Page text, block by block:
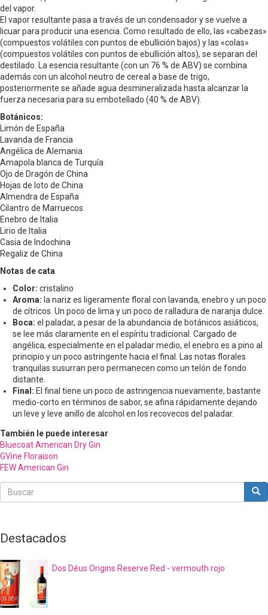
del vapor.
El vapor resultante pasa a través de un condensador y se vuelve a
licuar para producir una esencia. Como resultado de ello, las «cabezas»
(compuestos volátiles con puntos de ebullición bajos) y las «colas»
(compuestos volátiles con puntos de ebullición altos), se separan del
destilado. La esencia resultante (con un 76 % de ABV) se combina
además con un alcohol neutro de cereal a base de trigo,
posteriormente se añade agua desmineralizada hasta alcanzar la
fuerza necesaria para su embotellado (40 % de ABV).
Botánicos:
Limón de España
Lavanda de Francia
Angélica de Alemania
Amapola blanca de Turquía
Ojo de Dragón de China
Hojas de loto de China
Almendra de España
Cilantro de Marruecos
Enebro de Italia
Lirio de Italia
Casia de Indochina
Regaliz de China
Notas de cata
Color: cristalino
Aroma: la nariz es ligeramente floral con lavanda, enebro y un poco
de cítricos. Un poco de lima y un poco de ralladura de naranja dulce.
Boca: el paladar, a pesar de la abundancia de botánicos asiáticos,
se lee más claramente en el espíritu tradicional. Cargado de
angélica, especialmente en el paladar medio, el enebro es a pino al
principio y un poco astringente hacia el final. Las notas florales
tranquilas susurran pero permanecen como un telón de fondo
distante.
Final: El final tiene un poco de astringencia nuevamente, bastante
medio-corto en términos de sabor, se afina rápidamente dejando
un leve y leve anillo de alcohol en los recovecos del paladar.
También le puede interesar
Bluecoat American Dry Gin
GVine Floraison
FEW American Gin
Buscar
Buscar
Destacados
Dos Déus Origins Reserve Red - vermouth rojo